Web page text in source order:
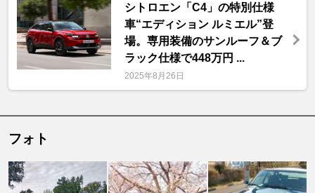
シトロエン「C4」の特別仕様
車“エディション ルミエル”登
場。専用装備のサンルーフ＆ブ
ラック仕様で448万円 ...
2025年8月26日
フォト